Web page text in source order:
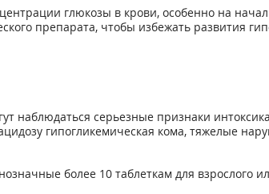
глюкозы в крови, особенно на
препарата, чтобы избежать развития
наблюдаться серьезные признаки
гипогликемическая кома, тяжелые
более 10 таблеткам для взрослого